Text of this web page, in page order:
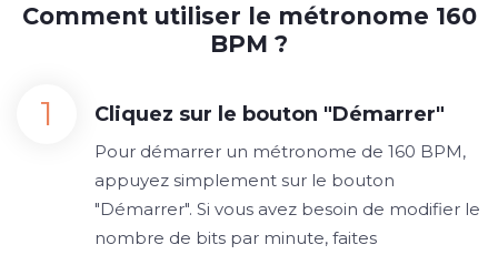
Comment utiliser le métronome 160
BPM ?
Cliquez sur le bouton "Démarrer"
Pour démarrer un métronome de 160 BPM,
appuyez simplement sur le bouton
"Démarrer". Si vous avez besoin de modifier le
nombre de bits par minute, faites